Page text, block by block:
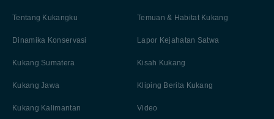
Tentang Kukangku
Dinamika Konservasi
Kukang Sumatera
Kukang Jawa
Kukang Kalimantan
Temuan & Habitat Kukang
Lapor Kejahatan Satwa
Kisah Kukang
Kliping Berita Kukang
Video